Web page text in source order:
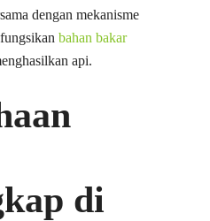
dengan mekanisme
bahan bakar
api.
di